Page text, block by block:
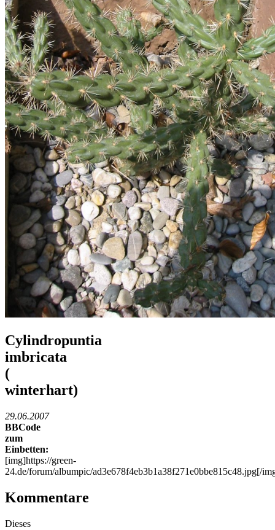
Cylindropuntia
imbricata
(
winterhart)
29.06.2007
BBCode
zum
Einbetten:
[img]https://green-
24.de/forum/albumpic/ad3e678f4eb3b1a38f271e0bbe815c48.jpg[/
Kommentare
Dieses